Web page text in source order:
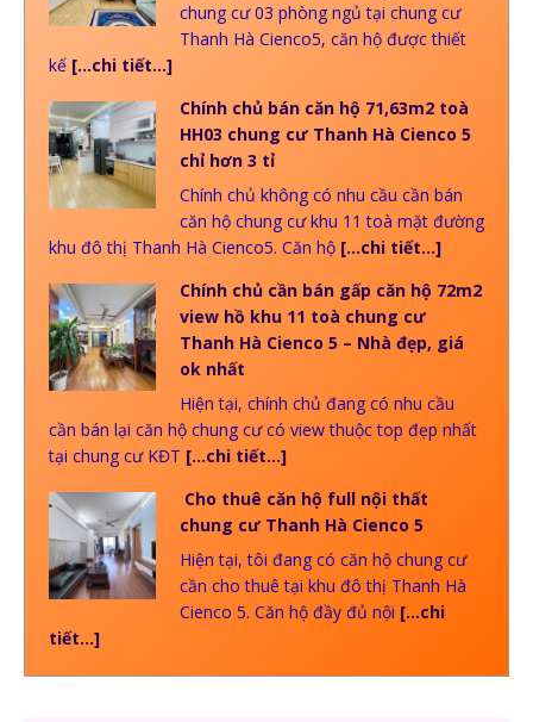
chung cư 03 phòng ngủ tại chung cư
Thanh Hà Cienco5, căn hộ được thiết
kế […chi tiết…]
Chính chủ bán căn hộ 71,63m2 toà
HH03 chung cư Thanh Hà Cienco 5
chỉ hơn 3 tỉ
Chính chủ không có nhu cầu cần bán
căn hộ chung cư khu 11 toà mặt đường
khu đô thị Thanh Hà Cienco5. Căn hộ […chi tiết…]
Chính chủ cần bán gấp căn hộ 72m2
view hồ khu 11 toà chung cư
Thanh Hà Cienco 5 – Nhà đẹp, giá
ok nhất
Hiện tại, chính chủ đang có nhu cầu
cần bán lại căn hộ chung cư có view thuộc top đẹp nhất
tại chung cư KĐT […chi tiết…]
Cho thuê căn hộ full nội thất
chung cư Thanh Hà Cienco 5
Hiện tại, tôi đang có căn hộ chung cư
cần cho thuê tại khu đô thị Thanh Hà
Cienco 5. Căn hộ đầy đủ nội […chi
tiết…]